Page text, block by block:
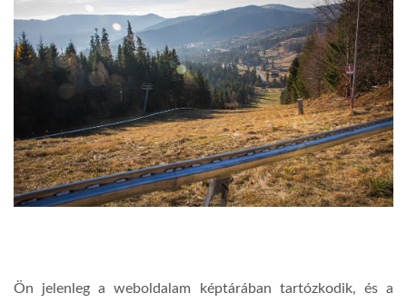
Ön jelenleg a weboldalam képtárában tartózkodik, és a